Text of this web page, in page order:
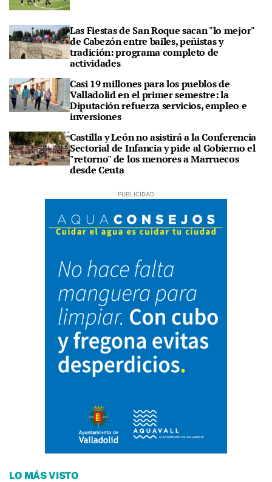
Las Fiestas de San Roque sacan "lo mejor"
de Cabezón entre bailes, peñistas y
tradición: programa completo de
actividades
Casi 19 millones para los pueblos de
Valladolid en el primer semestre: la
Diputación refuerza servicios, empleo e
inversiones
Castilla y León no asistirá a la Conferencia
Sectorial de Infancia y pide al Gobierno el
"retorno" de los menores a Marruecos
desde Ceuta
LO MÁS VISTO